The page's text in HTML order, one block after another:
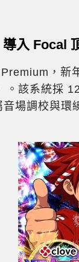
入 Focal
，新
。該系統採
場調校與環